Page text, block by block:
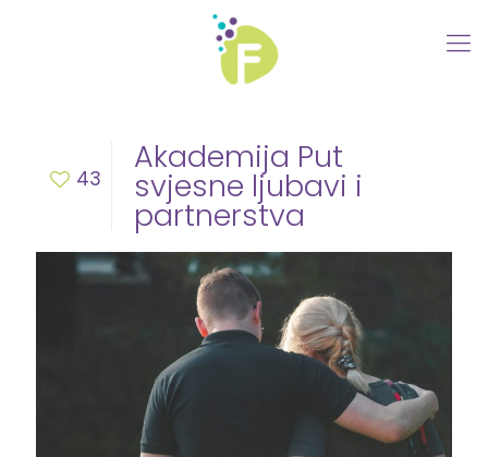
43
Akademija Put
svjesne ljubavi i
partnerstva